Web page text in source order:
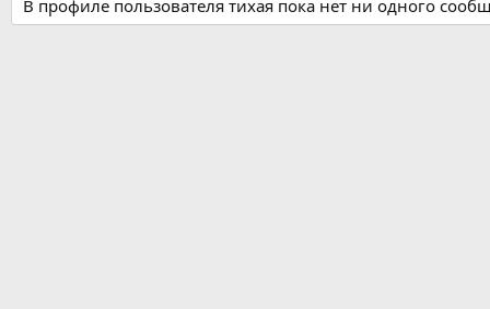
В профиле пользователя тихая пока нет ни одного